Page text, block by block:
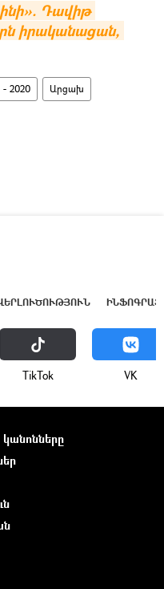
Դավիթ
իրականացան,
2020 Արցախ
ТikТоk VK